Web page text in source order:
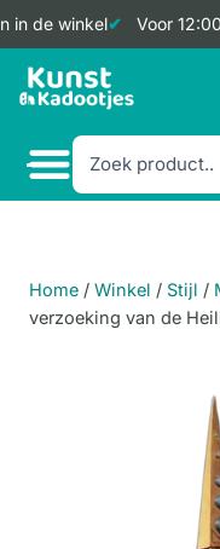
in de winkel Voor
Doorgaan
naar
Home / Winkel / Stijl /
verzoeking van de